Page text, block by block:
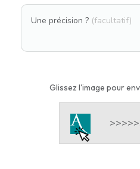
Une précision ? (facultatif)
Glissez l'image pour